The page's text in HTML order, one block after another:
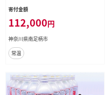
入【お茶 足柄茶 神奈川県 南足柄市
寄付金額
112,000円
神奈川県南足柄市
常温